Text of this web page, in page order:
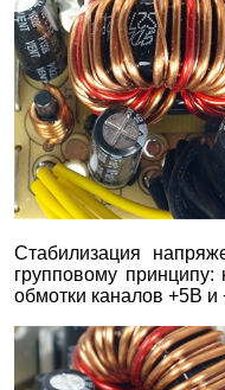
Стабилизация
групповому
обмотки каналов +5В